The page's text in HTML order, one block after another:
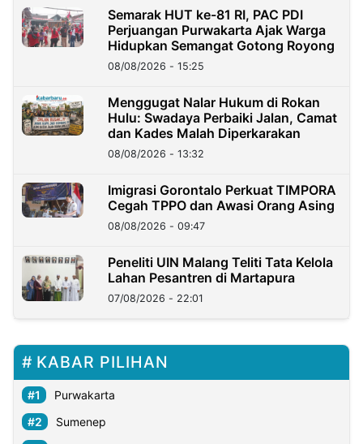
Semarak HUT ke-81 RI, PAC PDI
Perjuangan Purwakarta Ajak Warga
Hidupkan Semangat Gotong Royong
08/08/2026 - 15:25
Menggugat Nalar Hukum di Rokan
Hulu: Swadaya Perbaiki Jalan, Camat
dan Kades Malah Diperkarakan
08/08/2026 - 13:32
Imigrasi Gorontalo Perkuat TIMPORA
Cegah TPPO dan Awasi Orang Asing
08/08/2026 - 09:47
Peneliti UIN Malang Teliti Tata Kelola
Lahan Pesantren di Martapura
07/08/2026 - 22:01
KABAR PILIHAN
Purwakarta
Sumenep